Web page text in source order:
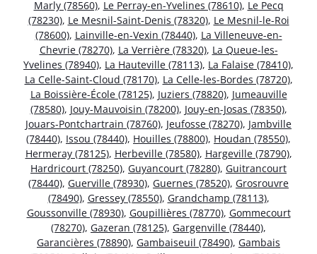
Marly (78560), Le Perray-en-Yvelines (78610), Le Pecq
(78230), Le Mesnil-Saint-Denis (78320), Le Mesnil-le-Roi
(78600), Lainville-en-Vexin (78440), La Villeneuve-en-
Chevrie (78270), La Verrière (78320), La Queue-les-
Yvelines (78940), La Hauteville (78113), La Falaise (78410),
La Celle-Saint-Cloud (78170), La Celle-les-Bordes (78720),
La Boissière-École (78125), Juziers (78820), Jumeauville
(78580), Jouy-Mauvoisin (78200), Jouy-en-Josas (78350),
Jouars-Pontchartrain (78760), Jeufosse (78270), Jambville
(78440), Issou (78440), Houilles (78800), Houdan (78550),
Hermeray (78125), Herbeville (78580), Hargeville (78790),
Hardricourt (78250), Guyancourt (78280), Guitrancourt
(78440), Guerville (78930), Guernes (78520), Grosrouvre
(78490), Gressey (78550), Grandchamp (78113),
Goussonville (78930), Goupillières (78770), Gommecourt
(78270), Gazeran (78125), Gargenville (78440),
Garancières (78890), Gambaiseuil (78490), Gambais